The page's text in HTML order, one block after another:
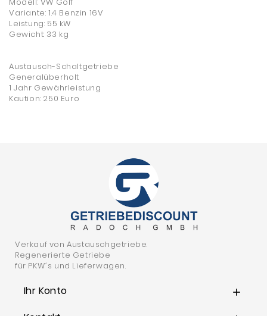
Variante: 1.4 Benzin 16V
Leistung: 55 kW
Gewicht: 33 kg
Austausch-Schaltgetriebe
Generalüberholt
1 Jahr Gewährleistung
Kaution: 250 Euro
Verkauf von Austauschgetriebe.
Regenerierte Getriebe
für PKW´s und Lieferwagen.
Ihr Konto 